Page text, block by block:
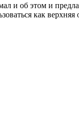
и об этом и
как